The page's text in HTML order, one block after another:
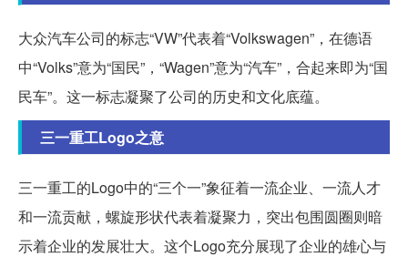
大众汽车公司的标志“VW”代表着“Volkswagen”，在德语
中“Volks”意为“国民”，“Wagen”意为“汽车”，合起来即为“国
民车”。这一标志凝聚了公司的历史和文化底蕴。
三一重工Logo之意
三一重工的Logo中的“三个一”象征着一流企业、一流人才
和一流贡献，螺旋形状代表着凝聚力，突出包围圆圈则暗
示着企业的发展壮大。这个Logo充分展现了企业的雄心与